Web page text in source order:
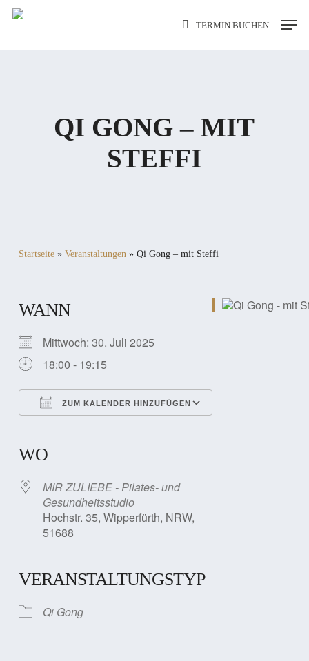
Skip
TERMIN BUCHEN
Menu
QI GONG – MIT
STEFFI
Startseite» Veranstaltungen» Qi Gong – mit Steffi
WANN
Mittwoch: 30. Juli 2025
18:00 - 19:15
ZUM KALENDER HINZUFÜGEN
WO
MIR ZULIEBE - Pilates- und
Gesundheitsstudio
Hochstr. 35, Wipperfürth, NRW,
51688
VERANSTALTUNGSTYP
Qi Gong